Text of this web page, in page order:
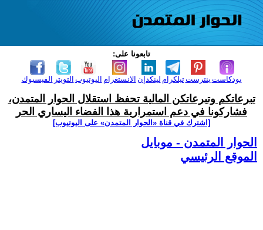
تابعونا على:
الفيسبوك التويتر اليوتيوب الانستغرام لينكدإن تيلكرامبنترست بودكاست
تبرعاتكم وتبرعاتكن المالية تحفظ استقلال الحوار المتمدن،
فشاركونا في دعم استمرارية هذا الفضاء اليساري الحر
[اشترك في قناة ‫«الحوار المتمدن» على اليوتيوب]
الحوار المتمدن - موبايل
الموقع الرئيسي